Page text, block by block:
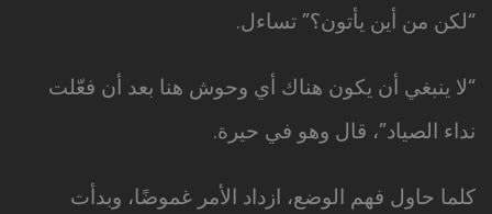
“لكن من أين يأتون؟” تساءل.
“لا ينبغي أن يكون هناك أي وحوش هنا بعد أن فعّلت
نداء الصياد”، قال وهو في حيرة.
كلما حاول فهم الوضع، ازداد الأمر غموضًا، وبدأت